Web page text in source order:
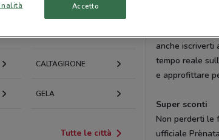
SAN GIOVANNI LA
CALTAGIRONE
GELA
Tutte le città
vendita più
anche iscriverti
tempo reale
e approfittare
Super sconti
Non perderti le
ufficiale
Accetto